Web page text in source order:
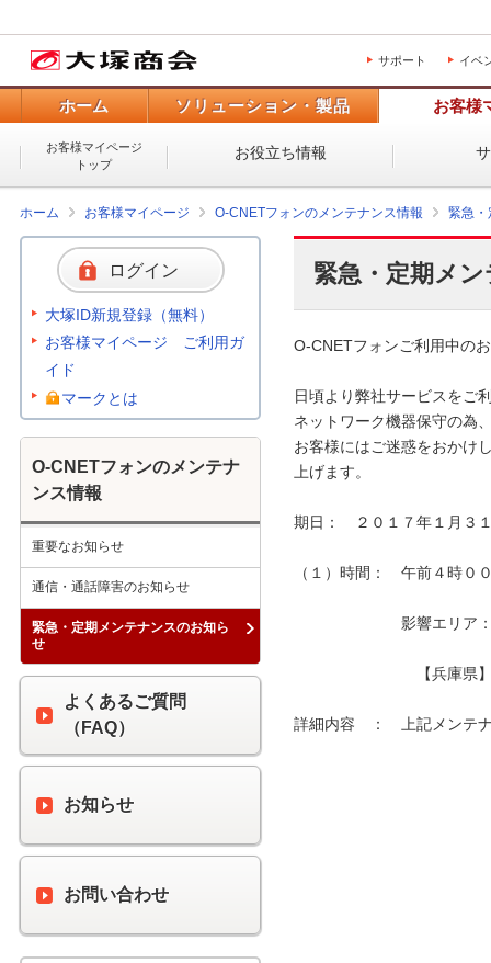
サポート イベ
ホーム ソリューション・製品 お客様
お客様マイページ
トップ
お役立ち情報
ホーム お客様マイページ O-CNETフォンのメンテナンス情報 緊急・
緊急・定期メ
O-CNETフォンご利用中の
日頃より弊社サービスをご
ネットワーク機器保守の為
お客様にはご迷惑をおかけ
上げます。
期日：　２０１７年１月３
（１）時間：　午前４時０
影響エリア：　下記
【兵庫
詳細内容　：　上記メンテ
ログイン
大塚ID新規登録（無料）
お客様マイページ ご利用ガ
イド
マークとは
O-CNETフォンのメンテナ
ンス情報
重要なお知らせ
通信・通話障害のお知らせ
緊急・定期メンテナンスのお知ら
せ
よくあるご質問
（FAQ）
お知らせ
お問い合わせ